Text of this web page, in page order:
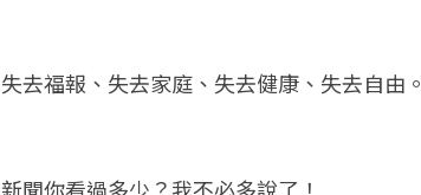
失去福報、失去家庭、失去健康、失去自由。